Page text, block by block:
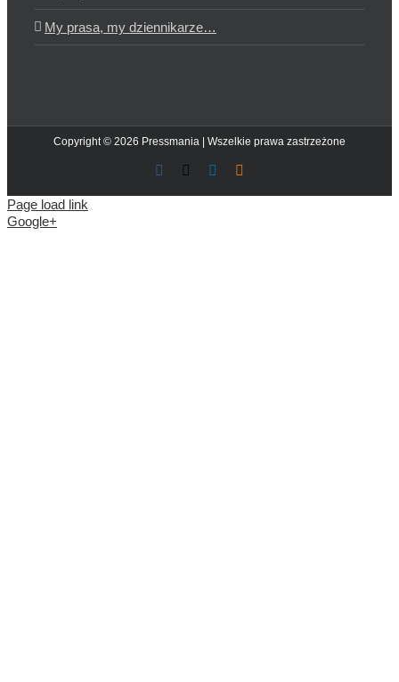
My prasa, my dziennikarze…
Copyright © 2026 Pressmania | Wszelkie prawa zastrzeżone
Facebook LinkedIn
Page load link
Google+